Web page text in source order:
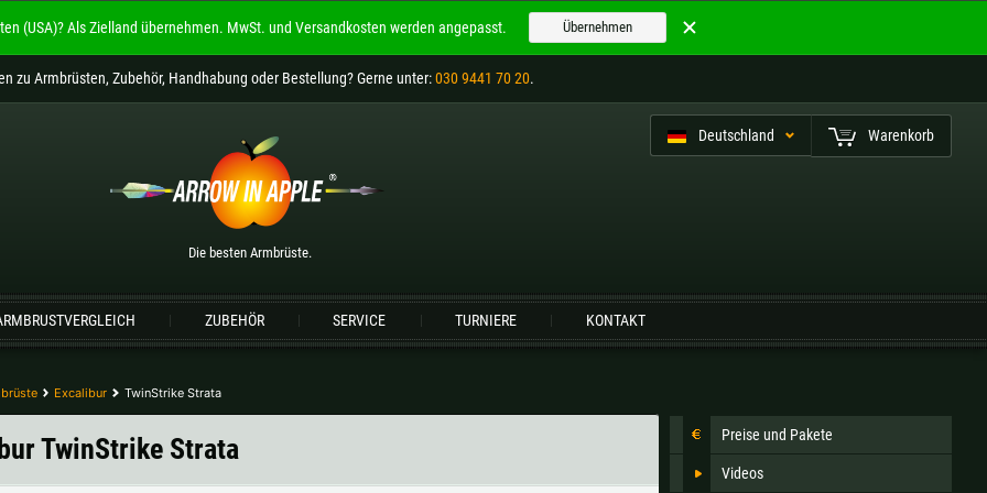
Deutschland Warenkorb
Die besten Armbrüste.
ZUBEHÖR SERVICE TURNIERE KONTAKT
Preise und Pakete
Videos
Excalibur TwinStrike Strata
TwinStrike Strata
Willkommen beiARROW IN APPLE
Die besten Armbrüste.
Bitte wählen Sie Ihre Sprache aus:
Deutsch (DE)
Deutschland |€ Estland |€ Finnland |€ Frankreich |€
Lettland |€
Schweiz |Fr. Spanien |
(USA)?Als Zielland übernehmen. MwSt. und Versandkosten werden angepasst. Übernehmen
zu Armbrüsten, Zubehör, Handhabung oder Bestellung? Gerne unter:030 9441 70 20.